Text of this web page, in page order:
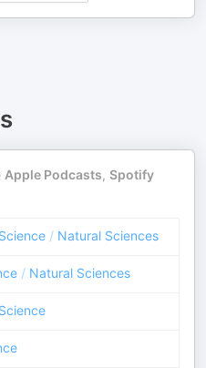
Apple Podcasts, Spotify
Science / Natural Sciences
/ Natural Sciences
Science